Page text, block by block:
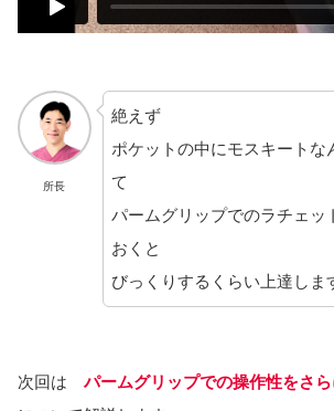
所長
絶えず
ポケットの中にモスキートな
て
パームグリップでのラチェッ
おくと
びっくりするくらい上達しま
次回はパームグリップでの操作性をさ